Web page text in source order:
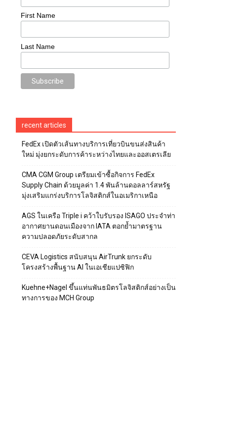
First Name
Last Name
recent articles
FedEx เปิดตัวเส้นทางบริการเที่ยวบินขนส่งสินค้า
ใหม่ มุ่งยกระดับการค้าระหว่างไทยและออสเตรเลีย
CMA CGM Group เตรียมเข้าซื้อกิจการ FedEx
Supply Chain ด้วยมูลค่า 1.4 พันล้านดอลลาร์สหรัฐ
มุ่งเสริมแกร่งบริการโลจิสติกส์ในอเมริกาเหนือ
AGS ในเครือ Triple i คว้าใบรับรอง ISAGO ประจำท่า
อากาศยานดอนเมืองจาก IATA ตอกย้ำมาตรฐาน
ความปลอดภัยระดับสากล
CEVA Logistics สนับสนุน AirTrunk ยกระดับ
โครงสร้างพื้นฐาน AI ในเอเชียแปซิฟิก
Kuehne+Nagel ขึ้นแท่นพันธมิตรโลจิสติกส์อย่างเป็น
ทางการของ MCH Group